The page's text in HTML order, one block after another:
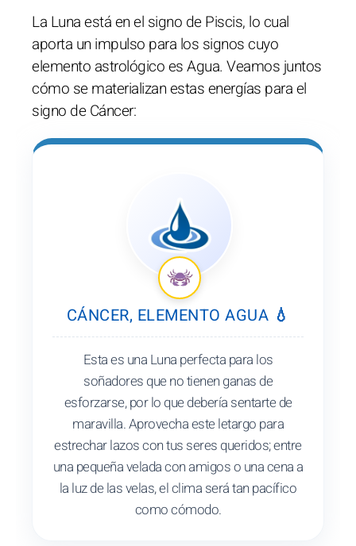
La Luna está en el signo de Piscis, lo cual
aporta un impulso para los signos cuyo
elemento astrológico es Agua. Veamos juntos
cómo se materializan estas energías para el
signo de Cáncer:
CÁNCER, ELEMENTO AGUA 💧
Esta es una Luna perfecta para los
soñadores que no tienen ganas de
esforzarse, por lo que debería sentarte de
maravilla. Aprovecha este letargo para
estrechar lazos con tus seres queridos; entre
una pequeña velada con amigos o una cena a
la luz de las velas, el clima será tan pacífico
como cómodo.